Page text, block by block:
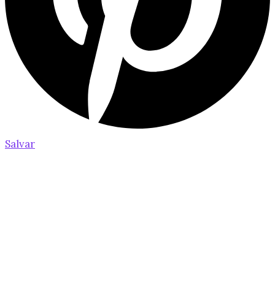
Salvar